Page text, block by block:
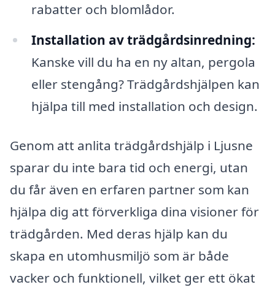
rabatter och blomlådor.
Installation av trädgårdsinredning:
Kanske vill du ha en ny altan, pergola
eller stengång? Trädgårdshjälpen kan
hjälpa till med installation och design.
Genom att anlita trädgårdshjälp i Ljusne
sparar du inte bara tid och energi, utan
du får även en erfaren partner som kan
hjälpa dig att förverkliga dina visioner för
trädgården. Med deras hjälp kan du
skapa en utomhusmiljö som är både
vacker och funktionell, vilket ger ett ökat